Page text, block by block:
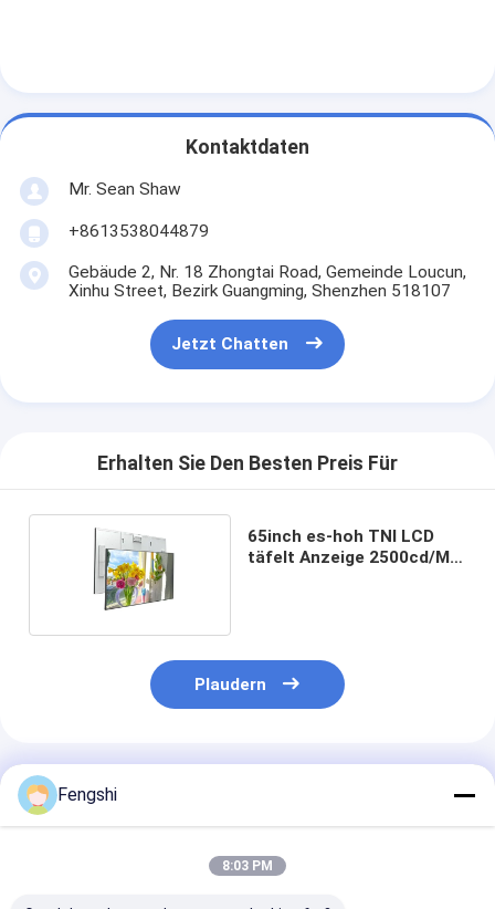
Kontaktdaten
Mr. Sean Shaw
+8613538044879
Gebäude 2, Nr. 18 Zhongtai Road, Gemeinde Loucun,
Xinhu Street, Bezirk Guangming, Shenzhen 518107
Jetzt Chatten
Erhalten Sie Den Besten Preis Für
65inch es-hoh TNI LCD
täfelt Anzeige 2500cd/M2
Plaudern
Empfohlene Produkte
Fengshi
8:03 PM